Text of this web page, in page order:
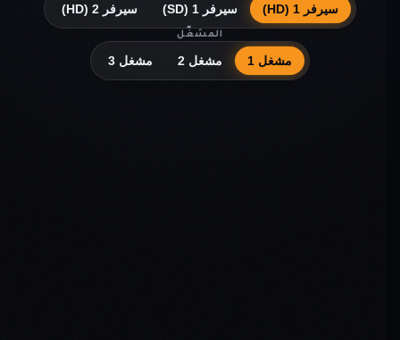
سيرفر 1 (HD) سيرفر 1 (SD) سيرفر 2 (HD)
المشغّل
مشغل 1 مشغل 2 مشغل 3